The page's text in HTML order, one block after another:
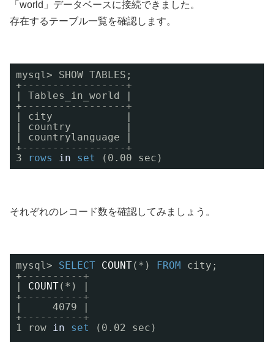
「world」データベースに接続できました。
存在するテーブル一覧を確認します。
mysql> SHOW TABLES;
+-----------------+
| Tables_in_world |
+-----------------+
| city            |
| country         |
| countrylanguage |
+-----------------+
3
rows in set (0.00 sec)
それぞれのレコード数を確認してみましょう。
mysql> SELECT COUNT(*) FROM
city;
+----------+
COUNT(*) |
+----------+
|     4079 |
+----------+
1 row in set
(0.02 sec)